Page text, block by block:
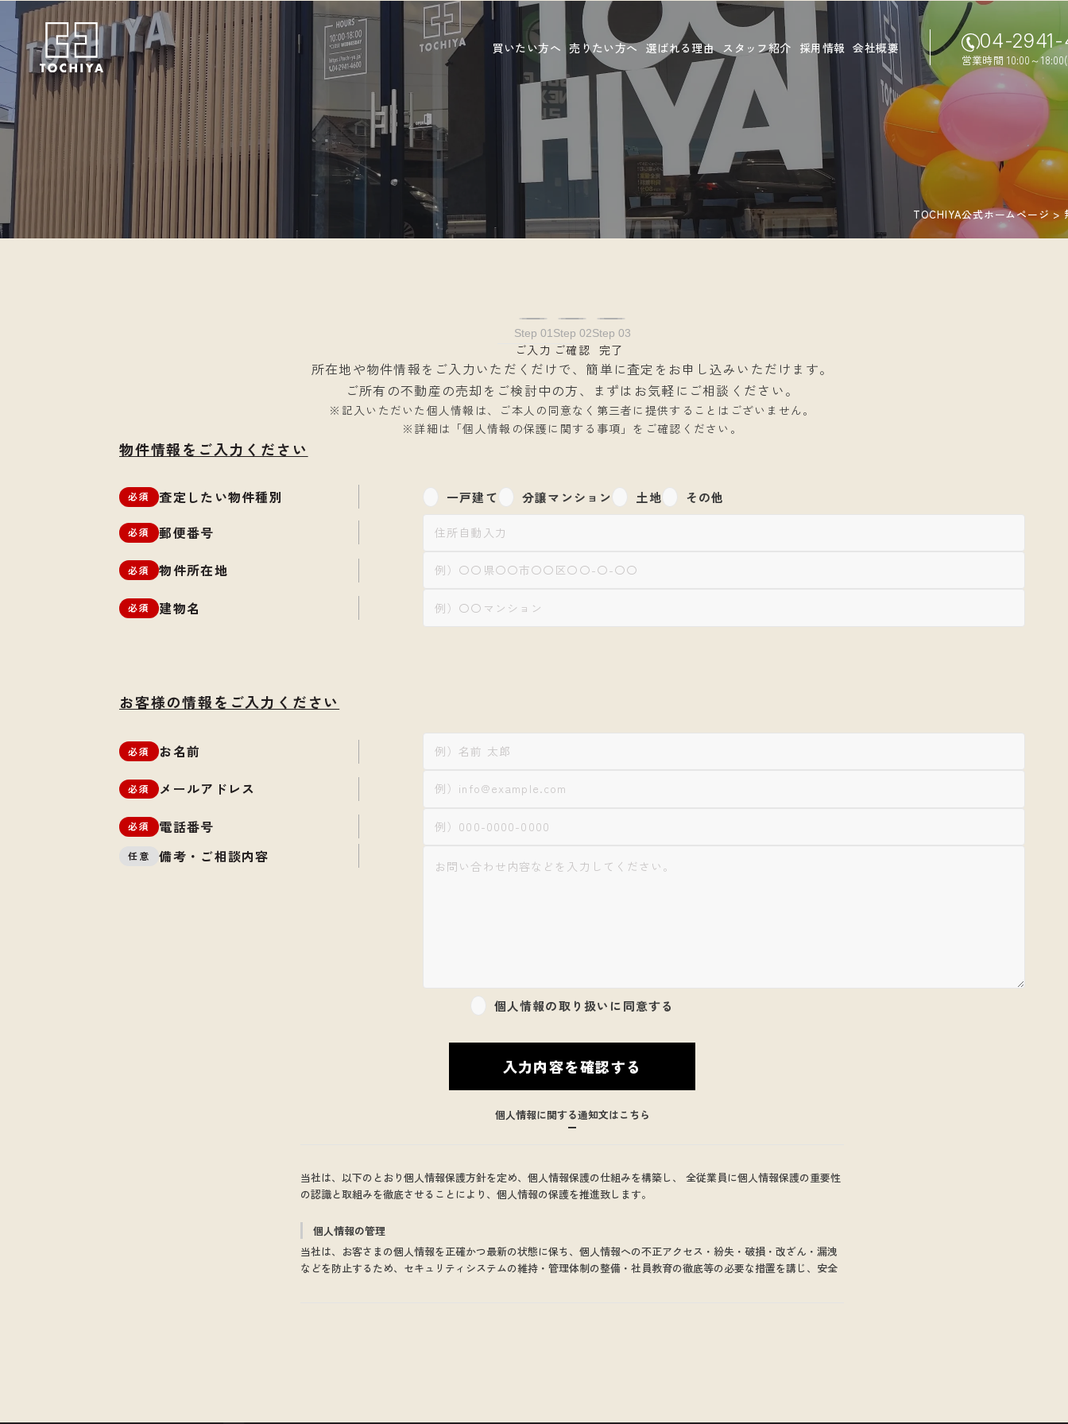
買いたい方へ 売りたい方へ 選ばれる理由 スタッフ紹介 採用情報 会社概要 04-
営業時間 10:00～
TOCHIYA公式ホームページ >
Step 01
ご入力
Step 02
ご確認
Step 03
完了
所在地や物件情報をご入力いただくだけで、 簡単に査定をお申し込みいただけます。
ご所有の不動産の売却をご検討中の方、
まずはお気軽にご相談ください。
※記入いただいた個人情報は、ご本人の同意なく 第三者に提供することはございません。
※詳細は「個人情報の保護に関する事項」を ご確認ください。
物件情報をご入力ください
必須 査定したい物件種別 一戸建て 分譲マンション 土地 その他
必須 郵便番号
必須 物件所在地
必須 建物名
お客様の情報をご入力ください
必須 お名前
必須 メールアドレス
必須 電話番号
任意 備考・ご相談内容
個人情報の取り扱いに同意する
入力内容を確認する
個人情報に関する通知文はこちら
当社は、以下のとおり個人情報保護方針を定め、個人情報保護の仕組みを構築し、 全従業員に個人情報保護の重要性
の認識と取組みを徹底させることにより、個人情報の保護を推進致します。
個人情報の管理
当社は、お客さまの個人情報を正確かつ最新の状態に保ち、個人情報への不正アクセス・紛失・破損・改ざん・漏洩
などを防止するため、セキュリティシステムの維持・管理体制の整備・社員教育の徹底等の必要な措置を講じ、安全